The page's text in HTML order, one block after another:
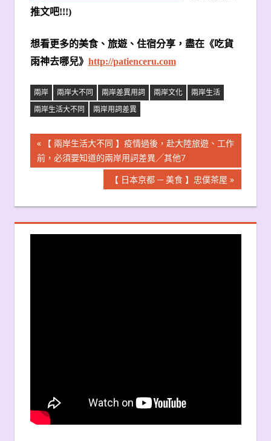
推文吧!!!)
想看更多的美食、旅遊、住宿分享，盡在《吃貨
雨神去哪兒》 http://patienceru.com
兩岸 兩岸大不同 兩岸差異用詞 兩岸文化
兩岸生活
兩岸生活大不同
兩岸用詞差異
文
章
覽
Previous
Post:
【 兩岸生活大不同 】疫情過後，赴大陸旅遊、工作
前，必須要知道的兩岸用詞差異╱其他7
Next
Post:
【 日本京都 ─ 美食 】忠僕茶屋